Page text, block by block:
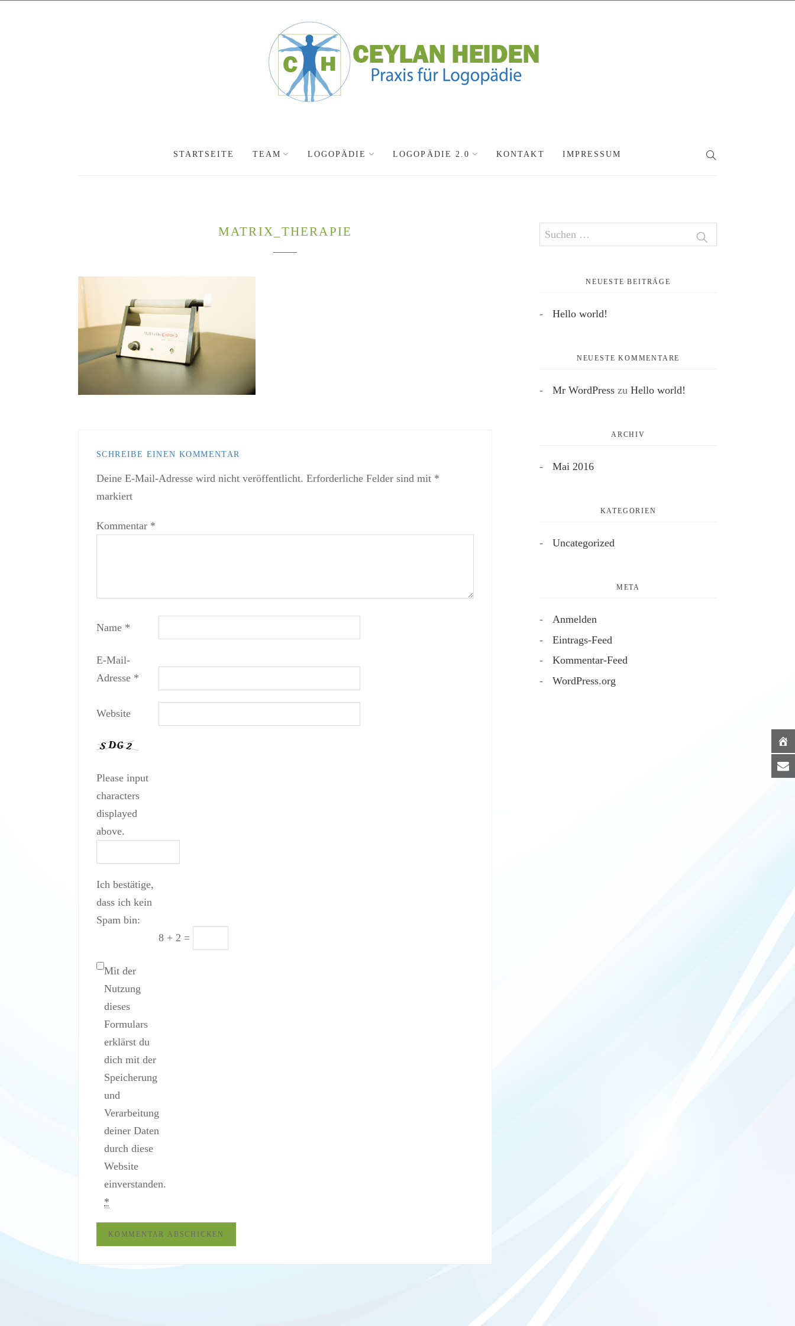
STARTSEITE TEAM LOGOPÄDIE LOGOPÄDIE 2.0 KONTAKT IMPRESSUM SEARCH
MATRIX_THERAPIE
SCHREIBE EINEN KOMMENTAR
Deine E-Mail-Adresse wird nicht veröffentlicht. Erforderliche Felder sind mit *
markiert
Kommentar *
Name *
E-Mail-
Adresse *
Website
Please input
characters
displayed
above.
Ich bestätige,
dass ich kein
Spam bin:
8 + 2 =
Mit der
Nutzung
dieses
Formulars
erklärst du
dich mit der
Speicherung
und
Verarbeitung
deiner Daten
durch diese
Website
einverstanden.
*
Suchen
nach:
NEUESTE BEITRÄGE
Hello world!
NEUESTE KOMMENTARE
Mr WordPresszu Hello world!
ARCHIV
Mai 2016
KATEGORIEN
Uncategorized
META
Anmelden
Eintrags-Feed
Kommentar-Feed
WordPress.org